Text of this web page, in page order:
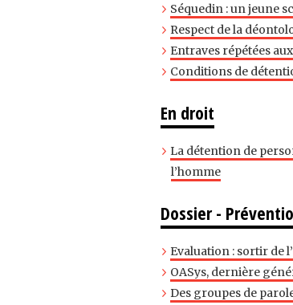
Séquedin : un jeune
Respect de la
Entraves répétées
Conditions de
En droit
La détention de
l’homme
Dossier -
Evaluation : sortir de
OASys, dernière
Des groupes de